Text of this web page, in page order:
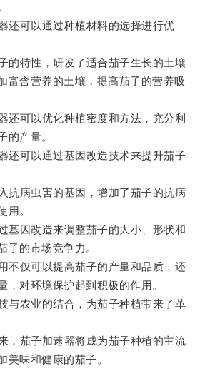
可以通过种植材料的选择进行优
特性，研发了适合茄子生长的土壤
富含营养的土壤，提高茄子的营养吸
可以优化种植密度和方法，充分利
的产量。
可以通过基因改造技术来提升茄子
病虫害的基因，增加了茄子的抗病
用。
因改造来调整茄子的大小、形状和
子的市场竞争力。
仅可以提高茄子的产量和品质，还
，对环境保护起到积极的作用。
农业的结合，为茄子种植带来了革
茄子加速器将成为茄子种植的主流
美味和健康的茄子。